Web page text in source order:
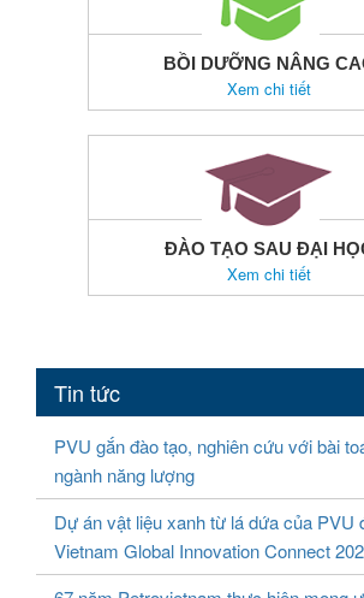
BỒI DƯỠNG NÂNG
Xem chi tiết
ĐÀO TẠO SAU ĐẠI
Xem chi tiết
Tin tức
PVU gắn đào tạo, nghiên cứu với bài
ngành năng lượng
Dự án vật liệu xanh từ lá dứa của PVU
Vietnam Global Innovation Connect